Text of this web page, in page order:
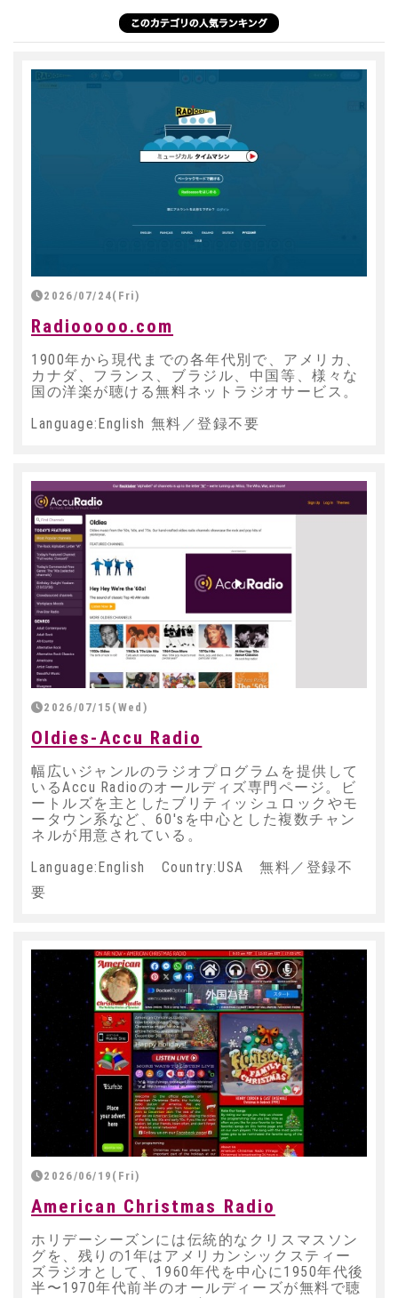
2026/07/24(Fri)
Radiooooo.com
1900年から現代までの各年代別で、アメリカ、
カナダ、フランス、ブラジル、中国等、様々な
国の洋楽が聴ける無料ネットラジオサービス。
Language:English 無料／登録不要
2026/07/15(Wed)
Oldies-Accu Radio
幅広いジャンルのラジオプログラムを提供して
いるAccu Radioのオールディズ専門ページ。ビ
ートルズを主としたブリティッシュロックやモ
ータウン系など、60'sを中心とした複数チャン
ネルが用意されている。
Language:English Country:USA 無料／登録不
要
2026/06/19(Fri)
American Christmas Radio
ホリデーシーズンには伝統的なクリスマスソン
グを、残りの1年はアメリカンシックスティー
ズラジオとして、1960年代を中心に1950年代後
半〜1970年代前半のオールディーズが無料で聴